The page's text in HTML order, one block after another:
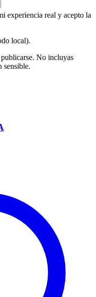
experiencia real y acepto la
local).
publicarse. No incluyas
sensible.